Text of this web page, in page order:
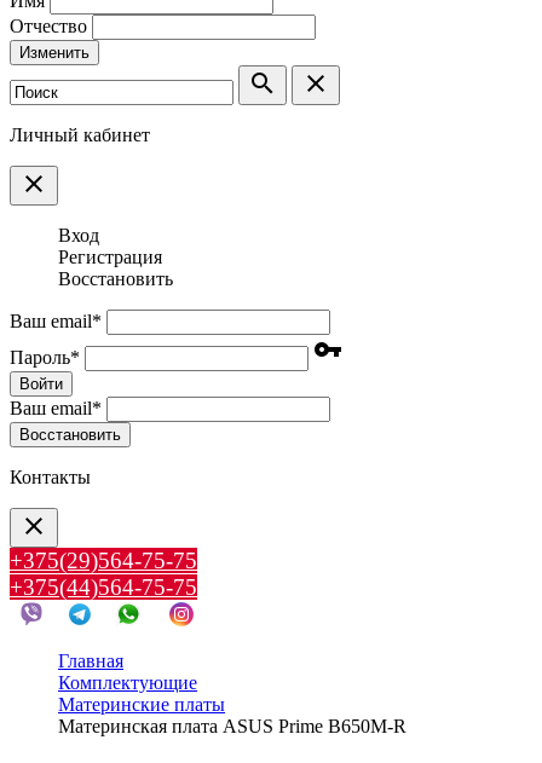
Отчество
Изменить
search clear
Личный кабинет
clear
Вход
Регистрация
Восстановить
Ваш email*
Пароль* vpn_key
Войти
Ваш email*
Воcстановить
Контакты
clear
+375(29)564-75-75
+375(44)564-75-75
Главная
Комплектующие
Материнские платы
Материнская плата ASUS Prime B650M-R